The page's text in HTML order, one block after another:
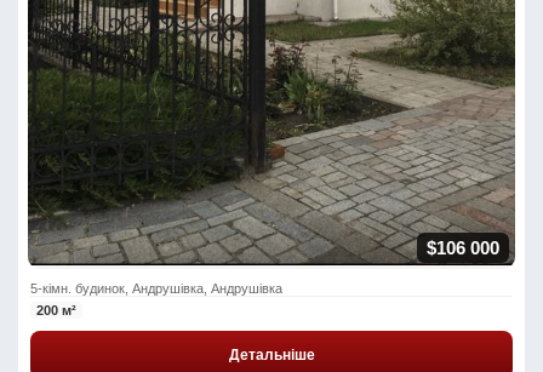
$106 000
5-кімн. будинок, Андрушівка, Андрушівка
200 м²
Детальніше